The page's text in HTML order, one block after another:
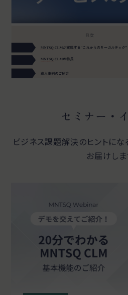
セミナー・
ビジネス課題解決のヒントに
お届けしま